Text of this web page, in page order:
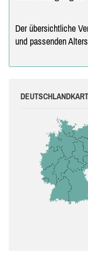
Der übersichtliche
und passenden